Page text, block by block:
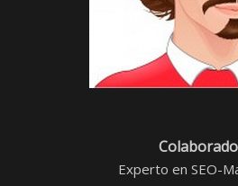
Experto en SEO-